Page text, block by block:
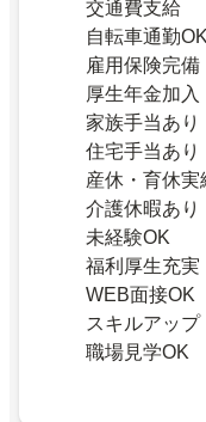
交通費支給
自転車通勤OK
雇用保険完備
厚生年金加入
家族手当あり
住宅手当あり
産休・育休実
介護休暇あり
未経験OK
福利厚生充実
WEB面接OK
スキルアップ
職場見学OK